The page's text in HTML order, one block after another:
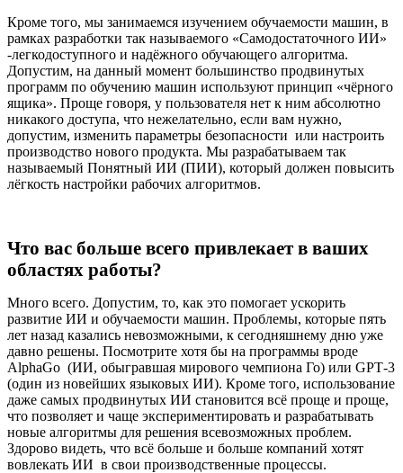
Кроме того, мы занимаемся изучением обучаемости машин, в
рамках разработки так называемого «Самодостаточного ИИ»
-легкодоступного и надёжного обучающего алгоритма.
Допустим, на данный момент большинство продвинутых
программ по обучению машин используют принцип «чёрного
ящика». Проще говоря, у пользователя нет к ним абсолютно
никакого доступа, что нежелательно, если вам нужно,
допустим, изменить параметры безопасности или настроить
производство нового продукта. Мы разрабатываем так
называемый Понятный ИИ (ПИИ), который должен повысить
лёгкость настройки рабочих алгоритмов.
Что вас больше всего привлекает в ваших
областях работы?
Много всего. Допустим, то, как это помогает ускорить
развитие ИИ и обучаемости машин. Проблемы, которые пять
лет назад казались невозможными, к сегодняшнему дню уже
давно решены. Посмотрите хотя бы на программы вроде
AlphaGo (ИИ, обыгравшая мирового чемпиона Го) или GPT-3
(один из новейших языковых ИИ). Кроме того, использование
даже самых продвинутых ИИ становится всё проще и проще,
что позволяет и чаще экспериментировать и разрабатывать
новые алгоритмы для решения всевозможных проблем.
Здорово видеть, что всё больше и больше компаний хотят
вовлекать ИИ в свои производственные процессы.